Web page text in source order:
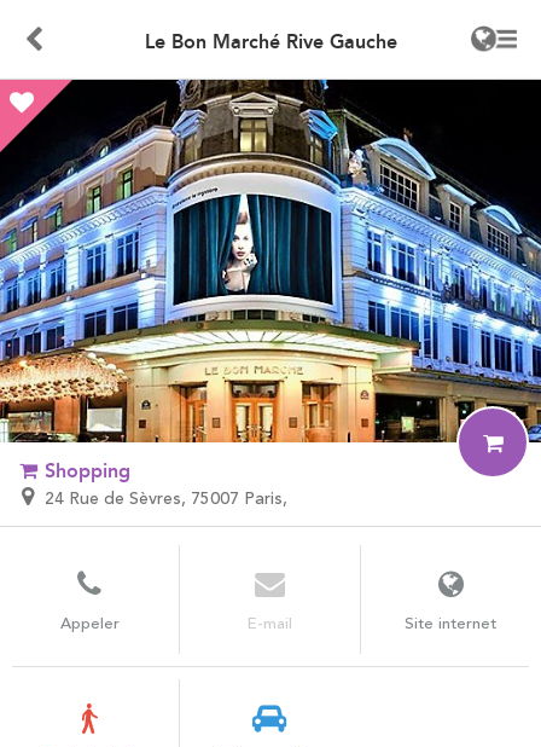
Le Bon Marché Rive Gauche
Shopping
24 Rue de Sèvres, 75007 Paris,
Appeler E-mail Site internet